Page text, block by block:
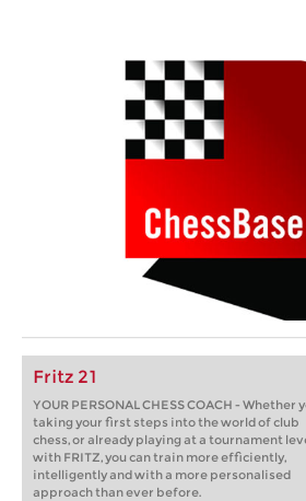
Fritz 21
YOUR PERSONAL CHESS COACH - Whether
taking your first steps into the world of club
chess, or already playing at a tournament
with FRITZ, you can train more efficiently,
intelligently and with a more personalised
approach than ever before.